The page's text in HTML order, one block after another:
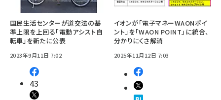
国民生活センターが道交法の基
準上限を上回る「電動アシスト自
転車」を新たに公表
2023年9月11日 7:02
43
イオンが「電子マネーWAONポイ
ント」を「WAON POINT」に統合、
分かりにくさ解消
2025年11月12日 7:03